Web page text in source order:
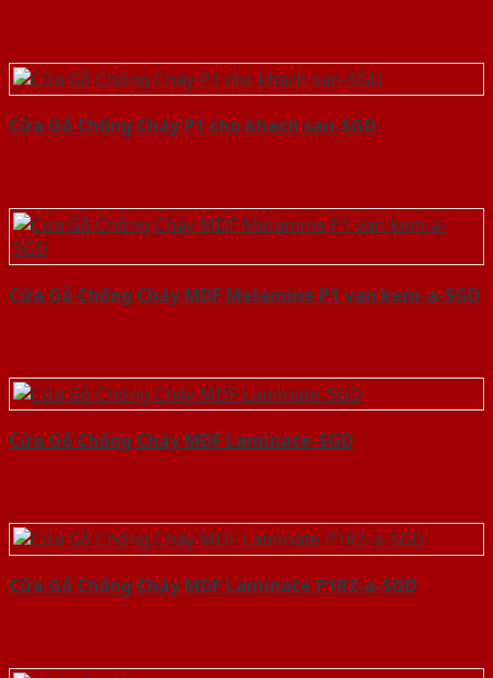
Cửa Gỗ Chống Cháy P1 cho khach san-SGD
Cửa Gỗ Chống Cháy MDF Melamine P1 van kem-a-SGD
Cửa Gỗ Chống Cháy MDF Laminate-SGD
Cửa Gỗ Chống Cháy MDF Laminate P1R2-a-SGD